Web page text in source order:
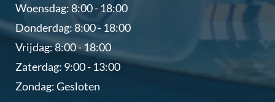
Woensdag: 8:00 - 18:00
Donderdag: 8:00 - 18:00
Vrijdag: 8:00 - 18:00
Zaterdag: 9:00 - 13:00
Zondag: Gesloten